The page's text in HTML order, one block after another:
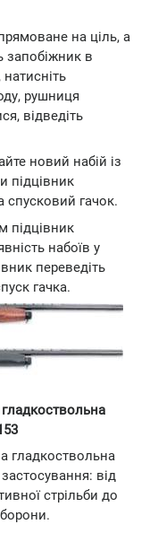
на ціль, а
запобіжник в
рушниця
відведіть
новий набій із
підцівник
спусковий гачок.
підцівник
набоїв у
переведіть
гачка.
гладкоствольна
від
стрільби до